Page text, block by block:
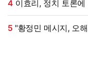
4
"빠지면 안 될까요?"
5"황정민 메시지, 오해의 소지 없는 불륜…A씨는 스토킹"